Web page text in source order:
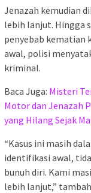
Jenazah kemudian
lebih lanjut. Hingga
penyebab kematian
awal, polisi
kriminal.
Baca Juga: Misteri
Motor dan Jenazah
yang Hilang Sejak
“Kasus ini masih
identifikasi awal,
bunuh diri. Kami
lebih lanjut,”